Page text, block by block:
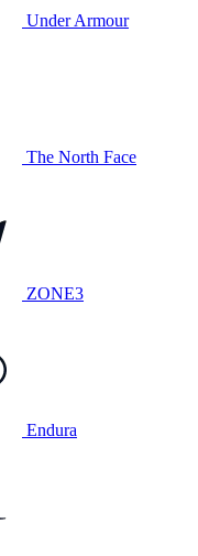
Under Armour
The North Face
ZONE3
Endura